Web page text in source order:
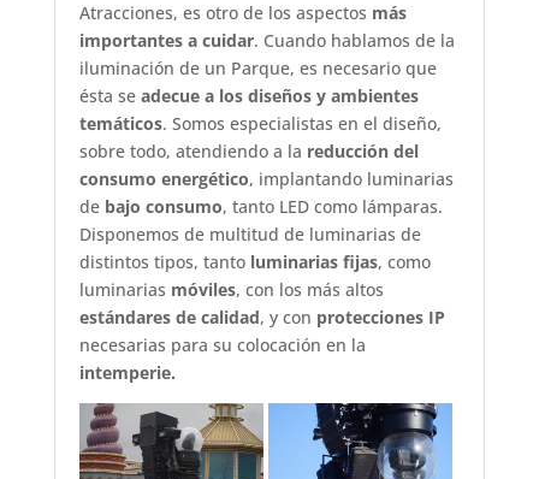
Atracciones, es otro de los aspectos más
importantes a cuidar. Cuando hablamos de la
iluminación de un Parque, es necesario que
ésta se adecue a los diseños y ambientes
temáticos. Somos especialistas en el diseño,
sobre todo, atendiendo a la reducción del
consumo energético, implantando luminarias
de bajo consumo, tanto LED como lámparas.
Disponemos de multitud de luminarias de
distintos tipos, tanto luminarias fijas, como
luminarias móviles, con los más altos
estándares de calidad, y con protecciones IP
necesarias para su colocación en la
intemperie.